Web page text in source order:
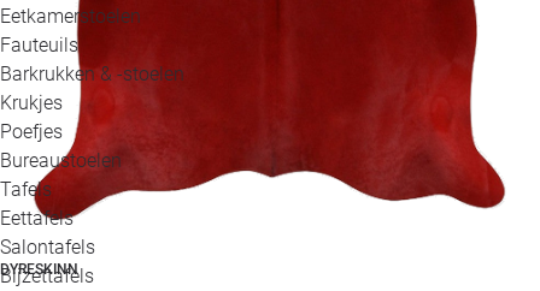
Eetkamerstoelen
Fauteuils
Barkrukken & -stoelen
Krukjes
Poefjes
Bureaustoelen
Tafels
Eettafels
Salontafels
Bijzettafels
DYRESKINN